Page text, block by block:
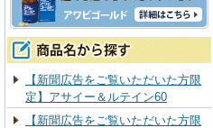
【新聞広告をご覧いただいた方限
定】アサイー＆ルテイン60
【新聞広告をご覧いただいた方限